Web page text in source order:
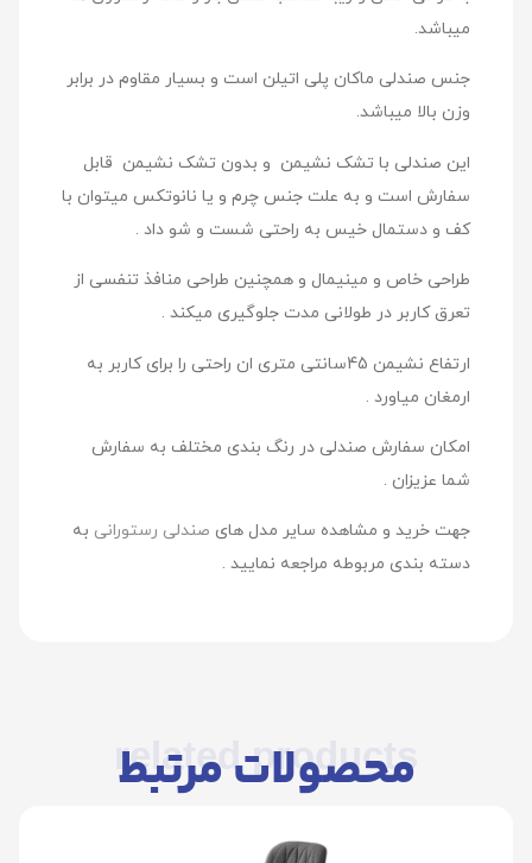
میباشد.
جنس صندلی ماکان پلی اتیلن است و بسیار مقاوم در برابر
وزن بالا میباشد.
این صندلی با تشک نشیمن و بدون تشک نشیمن قابل
سفارش است و به علت جنس چرم و یا نانوتکس میتوان با
کف و دستمال خیس به راحتی شست و شو داد .
طراحی خاص و مینیمال و همچنین طراحی منافذ تنفسی از
تعرق کاربر در طولانی مدت جلوگیری میکند .
ارتفاع نشیمن 45سانتی متری ان راحتی را برای کاربر به
ارمغان میاورد .
امکان سفارش صندلی در رنگ بندی مختلف به سفارش
شما عزیزان .
جهت خرید و مشاهده سایر مدل های صندلی رستورانی به
دسته بندی مربوطه مراجعه نمایید .
related products
محصولات مرتبط